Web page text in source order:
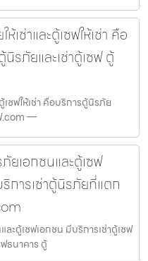
เช่าและตู้เซฟให้เช่า คือ
รภัยและเช่าตู้เซฟ ตู้
ซฟให้เช่า คือบริการตู้นิรภัย
.com —
เอกชนและตู้เซฟ
การเช่าตู้นิรภัยที่แตก
ะตู้เซฟเอกชน มีบริการเช่าตู้เซฟ
ธนาคาร ตู้